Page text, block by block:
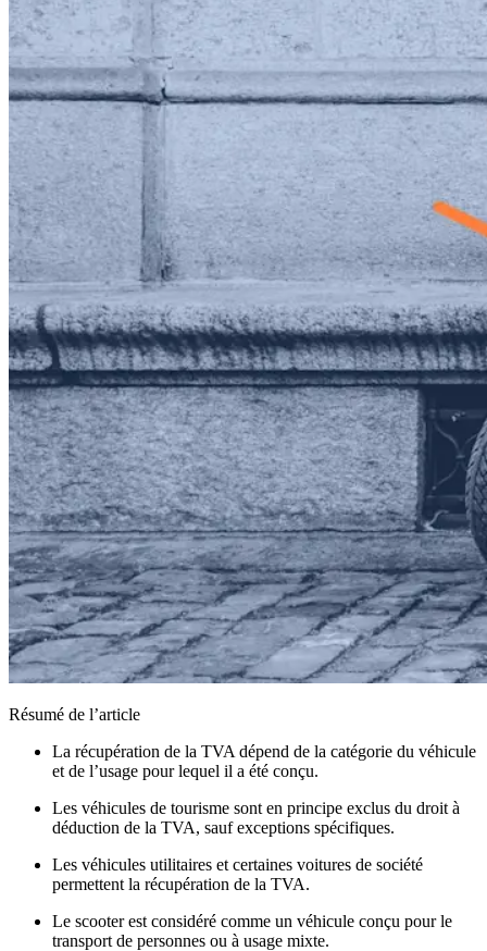
Résumé de l’article
La récupération de la TVA dépend de la catégorie du véhicule
et de l’usage pour lequel il a été conçu.
Les véhicules de tourisme sont en principe exclus du droit à
déduction de la TVA, sauf exceptions spécifiques.
Les véhicules utilitaires et certaines voitures de société
permettent la récupération de la TVA.
Le scooter est considéré comme un véhicule conçu pour le
transport de personnes ou à usage mixte.